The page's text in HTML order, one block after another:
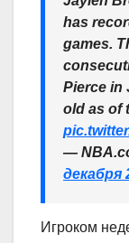
has
games.
Pierce in
old as of
—
декабря
Игроком